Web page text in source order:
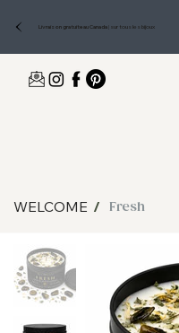
Livraison gratuite au Canada| sur tous les bijoux
WELCOME / Fresh